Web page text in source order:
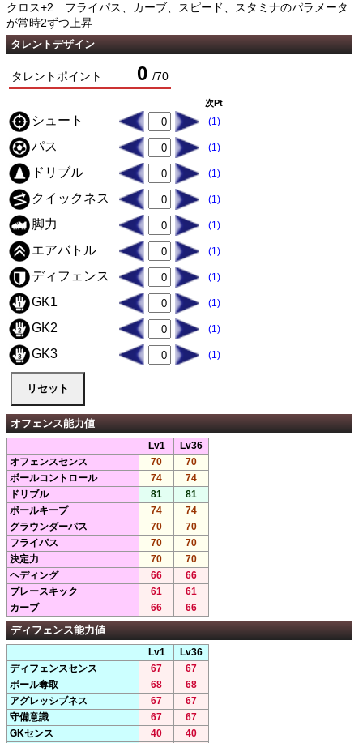
クロス+2…フライパス、カーブ、スピード、スタミナのパラメータ
が常時2ずつ上昇
タレントデザイン
タレントポイント 0 /70
次Pt
シュート (1)
パス (1)
ドリブル (1)
クイックネス (1)
脚力 (1)
エアバトル (1)
ディフェンス (1)
GK1 (1)
GK2 (1)
GK3 (1)
オフェンス能力値
Lv1
Lv36
オフェンスセンス
70
70
ボールコントロール
74
74
ドリブル
81
81
ボールキープ
74
74
グラウンダーパス
70
70
フライパス
70
70
決定力
70
70
ヘディング
66
66
プレースキック
61
61
カーブ
66 66
ディフェンス能力値
Lv1
Lv36
ディフェンスセンス
67
67
ボール奪取
68
68
アグレッシブネス
67
67
守備意識
67
67
GKセンス
40 40